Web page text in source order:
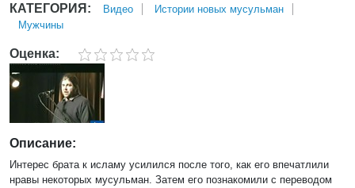
КАТЕГОРИЯ: Bидео
Истории новых мусульман
Мужчины
Оценка:
Описание:
Интерес брата к исламу усилился после того, как его впечатлили
нравы некоторых мусульман. Затем его познакомили с переводом